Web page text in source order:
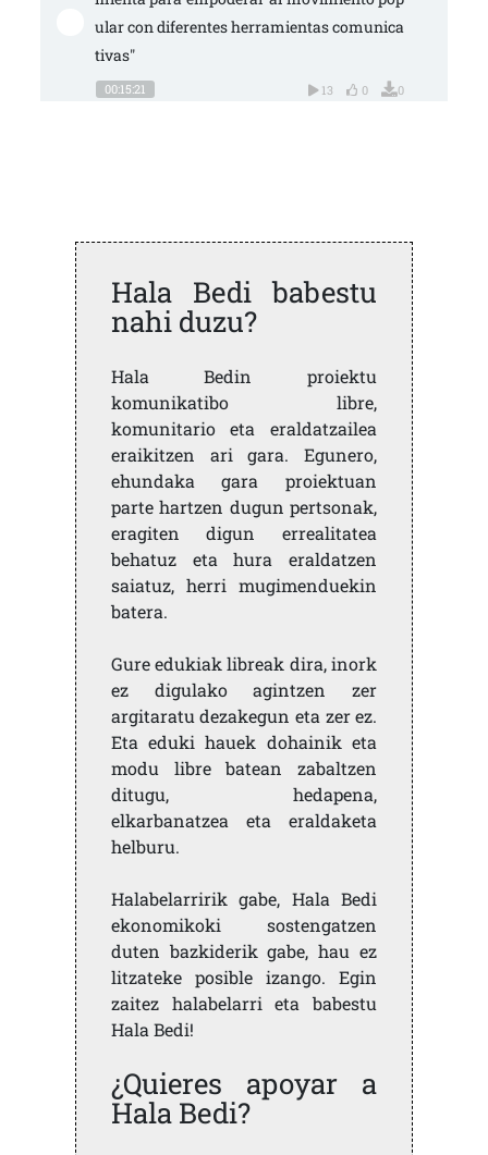
ular con diferentes herramientas comunica
tivas"
00:15:21 13 0 0
Hala Bedi babestu
nahi duzu?
Hala Bedin proiektu
komunikatibo libre,
komunitario eta eraldatzailea
eraikitzen ari gara. Egunero,
ehundaka gara proiektuan
parte hartzen dugun pertsonak,
eragiten digun errealitatea
behatuz eta hura eraldatzen
saiatuz, herri mugimenduekin
batera.
Gure edukiak libreak dira, inork
ez digulako agintzen zer
argitaratu dezakegun eta zer ez.
Eta eduki hauek dohainik eta
modu libre batean zabaltzen
ditugu, hedapena,
elkarbanatzea eta eraldaketa
helburu.
Halabelarririk gabe, Hala Bedi
ekonomikoki sostengatzen
duten bazkiderik gabe, hau ez
litzateke posible izango. Egin
zaitez halabelarri eta babestu
Hala Bedi!
¿Quieres apoyar a
Hala Bedi?